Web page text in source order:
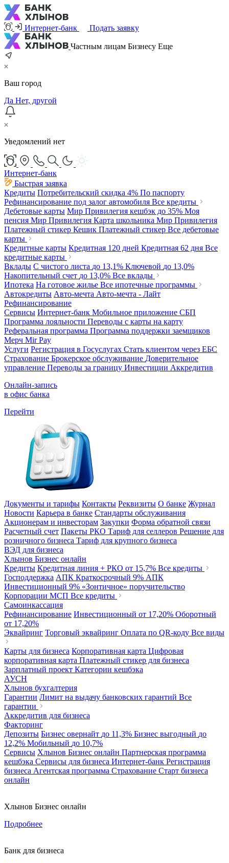
Интернет-банк Подать заявку
Частным лицам Бизнесу Еще
Ваш город
Да Нет, другой
Уведомлений нет
Интернет-банк
Быстрая заявка
Кредиты Потребительский скидка 4% По паспорту
Рефинансирование под залог автомобиля Все кредиты
Дебетовые карты Мир Привилегия кешбэк до 35% Моя
пенсия Мир Привилегия Карта школьника Мир Привилегия
Платежный стикер Кешик Платежный стикер Все дебетовые
карты
Кредитные карты Кредитная 120 дней Кредитная 62 дня Все
кредитные карты
Вклады С чистого листа до 13,1% Ключевой до 13,0%
Накопительный счет до 13,0% Все вклады
Ипотека На готовое жилье Все ипотечные программы
Автокредиты Авто-мечта Авто-мечта - Лайт
Рефинансирование
Сервисы Интернет-банк Мобильное приложение СБП
Программа лояльности Переводы с карты на карту
Реферальная программа Программа поддержки заемщиков
Мерч Mir Pay
Услуги Регистрация в Госуслугах Стать клиентом через ЕБС
Страхование Брокерское обслуживание Доверительное
управление Переводы за границу Инвестиции Аккредитив
Онлайн-запись
в офис банка
Перейти
Документы и тарифы Контакты Реквизиты О банке Журнал
Новости Карьера в банке Стандарты обслуживания
Акционерам и инвесторам Закупки Форма обратной связи
Расчетный счет Пакеты РКО Тариф для селлеров Решение для
розничного бизнеса Тариф для крупного бизнеса
ВЭД для бизнеса
Хлынов Бизнес онлайн
Кредиты Кредитная линия + РКО от 15,7% Все кредиты
Господдержка АПК Краткосрочный 9% АПК
Инвестиционный 9% «Зонтичное» поручительство
Корпорации МСП Все кредиты
Самоинкассация
Рефинансирование Инвестиционный от 17,20% Оборотный
от 17,20%
Эквайринг Торговый эквайринг Оплата по QR-коду Все виды
Карты для бизнеса Корпоративная карта Цифровая
корпоративная карта Платежный стикер для бизнеса
Зарплатный проект Категории кешбэка
АУСН
Хлынов бухгалтерия
Гарантии Лимит на выдачу банковских гарантий Все
гарантии
Аккредитив для бизнеса
Факторинг
Депозиты Бизнес овернайт до 11,3% Бизнес выгодный до
12,2% Мобильный до 10,7%
Сервисы Хлынов Бизнес онлайн Партнерская программа
кешбэка Сервисы для бизнеса Интернет-банк Регистрация
бизнеса Агентская программа Страхование Старт бизнеса
онлайн
Хлынов Бизнес онлайн
Подробнее
Банк для бизнеса